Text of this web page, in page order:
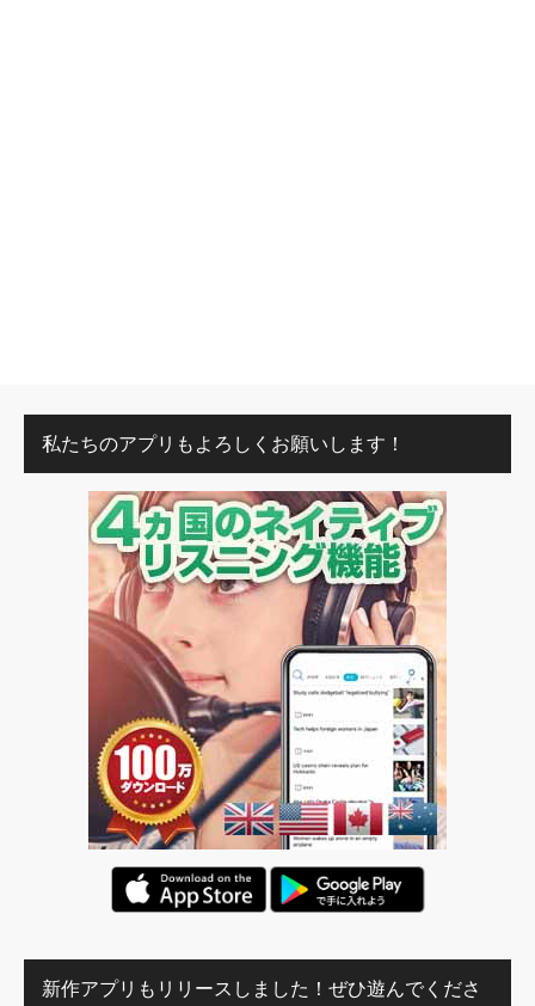
私たちのアプリもよろしくお願いします！
新作アプリもリリースしました！ぜひ遊んでくださ